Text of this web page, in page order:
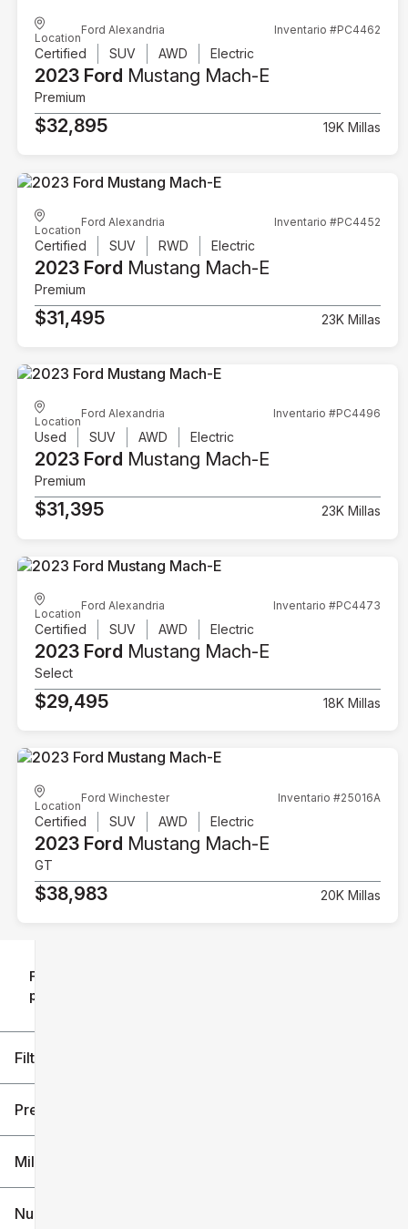
Filtrar
por
Filtros aplicados (3)
Mustang Mach-E
Precio
Millaje
Nuevo o usado
Location
Ford Alexandria Inventario #PC4462
Certified SUV AWD Electric
2023 Ford Mustang Mach-E
Premium
$32,895 19K Millas
Location
Ford Alexandria Inventario #PC4452
Certified SUV RWD Electric
2023 Ford Mustang Mach-E
Premium
$31,495 23K Millas
Location
Ford Alexandria Inventario #PC4496
Used SUV AWD Electric
2023 Ford Mustang Mach-E
Premium
$31,395 23K Millas
Location
Ford Alexandria Inventario #PC4473
Certified SUV AWD Electric
2023 Ford Mustang Mach-E
Select
$29,495 18K Millas
Location
Ford Winchester Inventario #25016A
Certified SUV AWD Electric
2023 Ford Mustang Mach-E
GT
$38,983 20K Millas